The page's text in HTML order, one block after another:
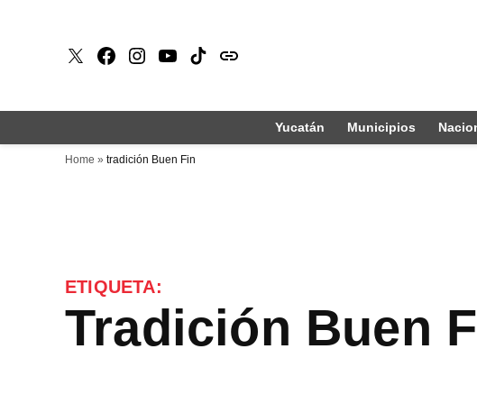
X Faceboook
Instagram
Youtube
Tiktokissuu
Yucatán Municipios
Home » tradición Buen Fin
ETIQUETA:
tradición Buen